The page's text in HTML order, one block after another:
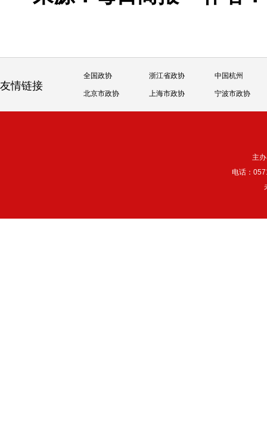
友情链接
全国政协 浙江省政协 中国杭州
北京市政协 上海市政协 宁波市政协
主
电话：